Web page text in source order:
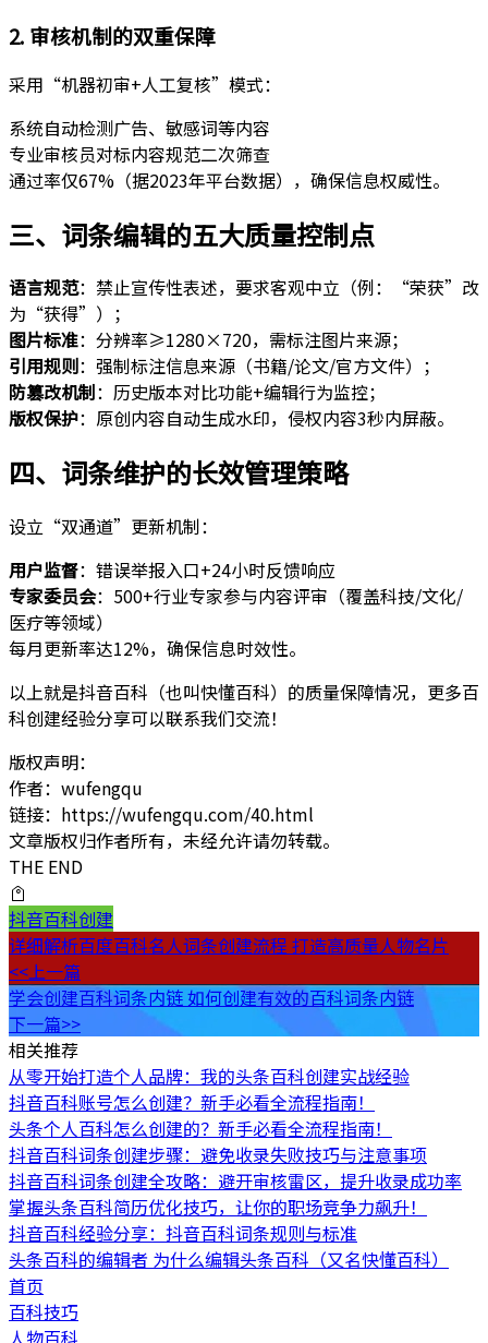
2. 审核机制的双重保障
采用“机器初审+人工复核”模式：
系统自动检测广告、敏感词等内容
专业审核员对标内容规范二次筛查
通过率仅67%（据2023年平台数据），确保信息权威性。
三、词条编辑的五大质量控制点
语言规范：禁止宣传性表述，要求客观中立（例：“荣获”改
为“获得”）；
图片标准：分辨率≥1280×720，需标注图片来源；
引用规则：强制标注信息来源（书籍/论文/官方文件）；
防篡改机制：历史版本对比功能+编辑行为监控；
版权保护：原创内容自动生成水印，侵权内容3秒内屏蔽。
四、词条维护的长效管理策略
设立“双通道”更新机制：
用户监督：错误举报入口+24小时反馈响应
专家委员会：500+行业专家参与内容评审（覆盖科技/文化/
医疗等领域）
每月更新率达12%，确保信息时效性。
以上就是抖音百科（也叫快懂百科）的质量保障情况，更多百
科创建经验分享可以联系我们交流！
版权声明：
作者：wufengqu
链接：https://wufengqu.com/40.html
文章版权归作者所有，未经允许请勿转载。
THE END
抖音百科创建
详细解析百度百科名人词条创建流程 打造高质量人物名片
<<上一篇
学会创建百科词条内链 如何创建有效的百科词条内链
下一篇>>
相关推荐
从零开始打造个人品牌：我的头条百科创建实战经验
抖音百科账号怎么创建？新手必看全流程指南！
头条个人百科怎么创建的？新手必看全流程指南！
抖音百科词条创建步骤：避免收录失败技巧与注意事项
抖音百科词条创建全攻略：避开审核雷区，提升收录成功率
掌握头条百科简历优化技巧，让你的职场竞争力飙升！
抖音百科经验分享：抖音百科词条规则与标准
头条百科的编辑者 为什么编辑头条百科（又名快懂百科）
首页
百科技巧